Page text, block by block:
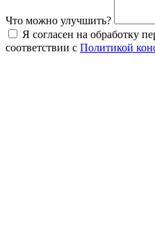
Что можно улучшить?
Я согласен на обработку
соответствии с Политикой